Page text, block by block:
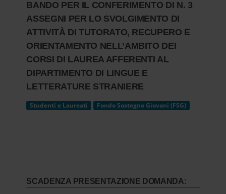
BANDO PER IL CONFERIMENTO DI N. 3
ASSEGNI PER LO SVOLGIMENTO DI
ATTIVITÀ DI TUTORATO, RECUPERO E
ORIENTAMENTO NELL’AMBITO DEI
CORSI DI LAUREA AFFERENTI AL
DIPARTIMENTO DI LINGUE E
LETTERATURE STRANIERE
Studenti e Laureati Fondo Sostegno Giovani (FSG)
SCADENZA PRESENTAZIONE DOMANDA: